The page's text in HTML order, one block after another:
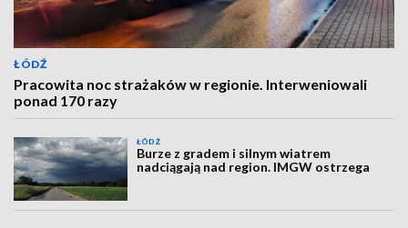
ŁÓDŹ
Pracowita noc strażaków w regionie. Interweniowali
ponad 170 razy
ŁÓDŹ
Burze z gradem i silnym wiatrem
nadciągają nad region. IMGW ostrzega